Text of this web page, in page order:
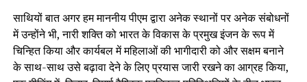
साथियों बात अगर हम माननीय पीएम द्वारा अनेक स्थानों पर अनेक संबोधनों
में उन्होंने भी, नारी शक्ति को भारत के विकास के प्रमुख इंजन के रूप में
चिन्हित किया और कार्यबल में महिलाओं की भागीदारी को और सक्षम बनाने
के साथ-साथ उसे बढ़ावा देने के लिए प्रयास जारी रखने का आग्रह किया,